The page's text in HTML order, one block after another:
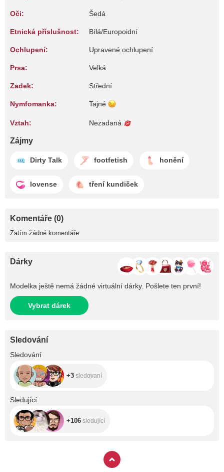
Oči: Šedá
Etnická příslušnost: Bílá/Europoidní
Ochlupení: Upravené ochlupení
Prsa: Velká
Zadek: Střední
Nymfomanka: Tajné
Vztah: Nezadaná
Zájmy
Dirty Talk footfetish honění
lovense tření kundiček
Komentáře (0)
Zatím žádné komentáře
Dárky
Modelka ještě nemá žádné virtuální dárky. Pošlete ten první!
Vybrat dárek
Sledování
Sledování
+3 sledovaní
Sledující
+106 sledující